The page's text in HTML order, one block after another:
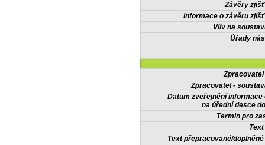
Závěry
Informace o závěru
Vliv na
Úřady
Zpracovatel -
Datum zveřejnění informace
na úřední desce
Termín pro
Text přepracované/